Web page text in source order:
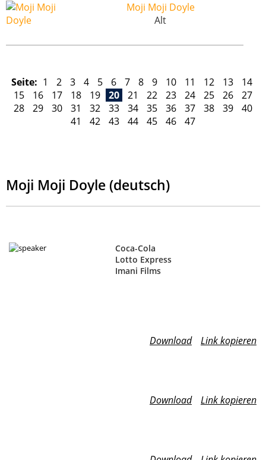
Moji Moji Doyle
Alt
Seite: 1 2 3 4 5 6 7 8 9 10 11 12 13
14
15
16 17 18 19 20 21 22 23 24 25 26
27
28
29 30 31 32 33 34 35 36 37 38 39
40
41
42 43 44 45 46 47
Moji Moji Doyle (deutsch)
Coca-Cola
Lotto Express
Imani Films
Download Link kopieren
Download Link kopieren